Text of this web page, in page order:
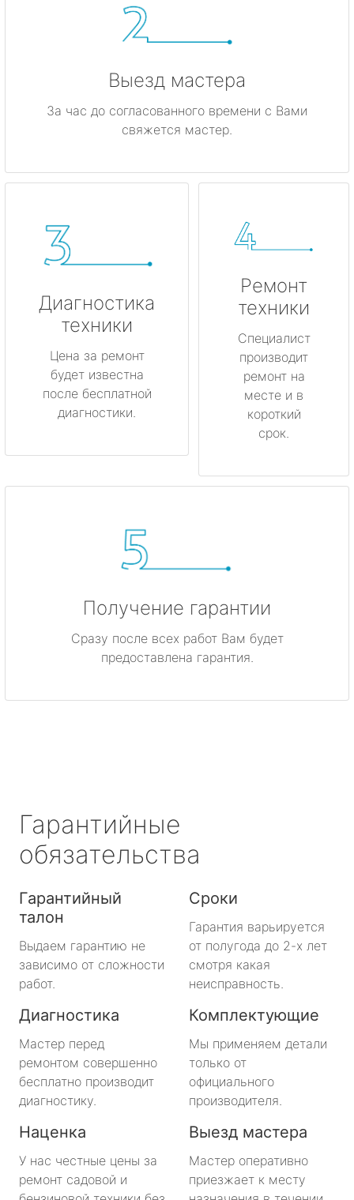
Выезд мастера
За час до согласованного времени с Вами
свяжется мастер.
Диагностика
техники
Цена за ремонт
будет известна
после бесплатной
диагностики.
Ремонт
техники
Специалист
производит
ремонт на
месте и в
короткий
срок.
Получение гарантии
Сразу после всех работ Вам будет
предоставлена гарантия.
Гарантийные
обязательства
Гарантийный
талон
Выдаем гарантию не
зависимо от сложности
работ.
Сроки
Гарантия варьируется
от полугода до 2-х лет
смотря какая
неисправность.
Диагностика
Мастер перед
ремонтом совершенно
бесплатно производит
диагностику.
Комплектующие
Мы применяем детали
только от
официального
производителя.
Наценка
У нас честные цены за
ремонт садовой и
Выезд мастера
Мастер оперативно
приезжает к месту